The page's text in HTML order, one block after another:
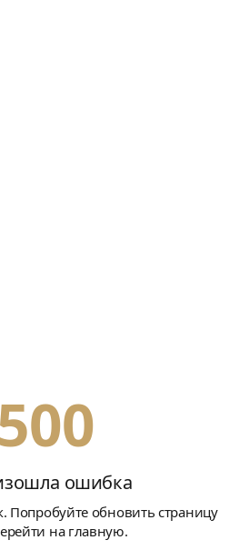
500
ошибка
Попробуйте обновить страницу
на главную.